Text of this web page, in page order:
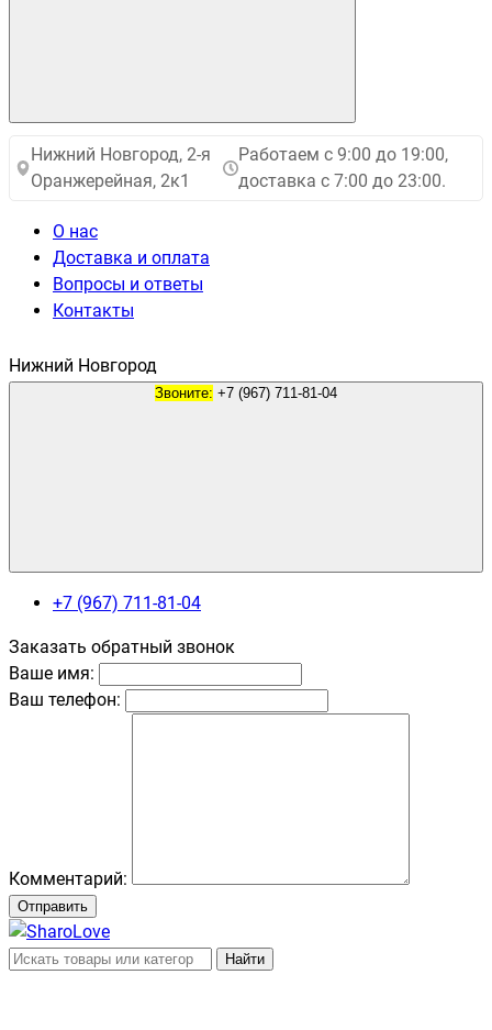
Нижний Новгород, 2-я
Оранжерейная, 2к1
Работаем с 9:00 до 19:00,
доставка с 7:00 до 23:00.
О нас
Доставка и оплата
Вопросы и ответы
Контакты
Нижний Новгород
Звоните:
+7 (967) 711-81-04
Заказать обратный звонок
Ваше имя:
Ваш телефон:
Комментарий:
Отправить
Найти